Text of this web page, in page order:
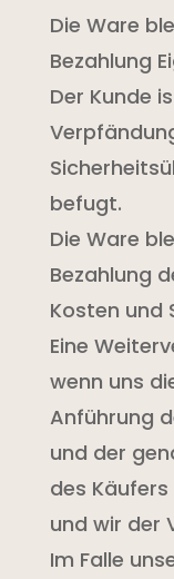
Die Ware
Bezahlung
Der Kunde
befugt.
Die Ware
Bezahlung
Kosten und
Eine
wenn uns
Anführung
und der
des
und wir der
Im Falle